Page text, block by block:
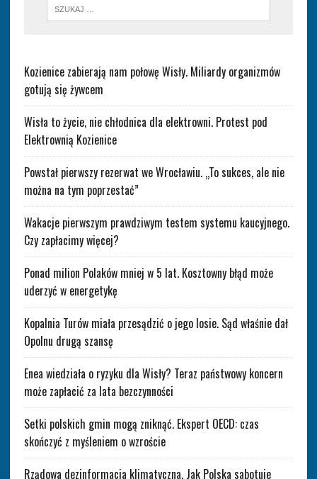
Kozienice zabierają nam połowę Wisły. Miliardy organizmów
gotują się żywcem
Wisła to życie, nie chłodnica dla elektrowni. Protest pod
Elektrownią Kozienice
Powstał pierwszy rezerwat we Wrocławiu. „To sukces, ale nie
można na tym poprzestać”
Wakacje pierwszym prawdziwym testem systemu kaucyjnego.
Czy zapłacimy więcej?
Ponad milion Polaków mniej w 5 lat. Kosztowny błąd może
uderzyć w energetykę
Kopalnia Turów miała przesądzić o jego losie. Sąd właśnie dał
Opolnu drugą szansę
Enea wiedziała o ryzyku dla Wisły? Teraz państwowy koncern
może zapłacić za lata bezczynności
Setki polskich gmin mogą zniknąć. Ekspert OECD: czas
skończyć z myśleniem o wzroście
Rządowa dezinformacja klimatyczna. Jak Polska sabotuje